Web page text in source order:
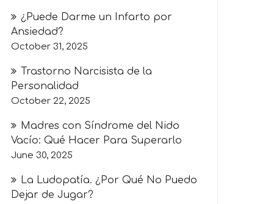
¿Puede Darme un Infarto por
Ansiedad?
October 31, 2025
Trastorno Narcisista de la
Personalidad
October 22, 2025
Madres con Síndrome del Nido
Vacío: Qué Hacer Para Superarlo
June 30, 2025
La Ludopatía. ¿Por Qué No Puedo
Dejar de Jugar?